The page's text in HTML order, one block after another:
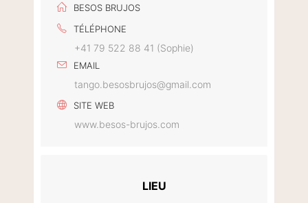
BESOS BRUJOS
TÉLÉPHONE
+41 79 522 88 41 (Sophie)
EMAIL
tango.besosbrujos@gmail.com
SITE WEB
www.besos-brujos.com
LIEU